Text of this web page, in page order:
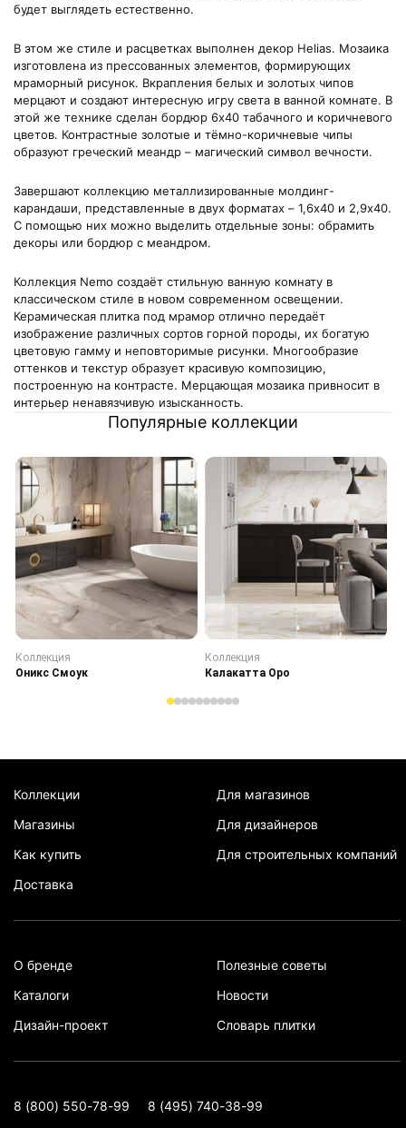
будет выглядеть естественно.
В этом же стиле и расцветках выполнен декор Helias. Мозаика
изготовлена из прессованных элементов, формирующих
мраморный рисунок. Вкрапления белых и золотых чипов
мерцают и создают интересную игру света в ванной комнате. В
этой же технике сделан бордюр 6х40 табачного и коричневого
цветов. Контрастные золотые и тёмно-коричневые чипы
образуют греческий меандр – магический символ вечности.
Завершают коллекцию металлизированные молдинг-
карандаши, представленные в двух форматах – 1,6х40 и 2,9х40.
С помощью них можно выделить отдельные зоны: обрамить
декоры или бордюр с меандром.
Коллекция Nemo создаёт стильную ванную комнату в
классическом стиле в новом современном освещении.
Керамическая плитка под мрамор отлично передаёт
изображение различных сортов горной породы, их богатую
цветовую гамму и неповторимые рисунки. Многообразие
оттенков и текстур образует красивую композицию,
построенную на контрасте. Мерцающая мозаика привносит в
интерьер ненавязчивую изысканность.
Популярные коллекции
Коллекция
Оникс Смоук
Коллекция
Калакатта Оро
Коллекции
Магазины
Как купить
Доставка
Для магазинов
Для дизайнеров
Для строительных компаний
О бренде
Каталоги
Дизайн-проект
Полезные советы
Новости
Словарь плитки
8 (800) 550-78-99 8 (495) 740-38-99